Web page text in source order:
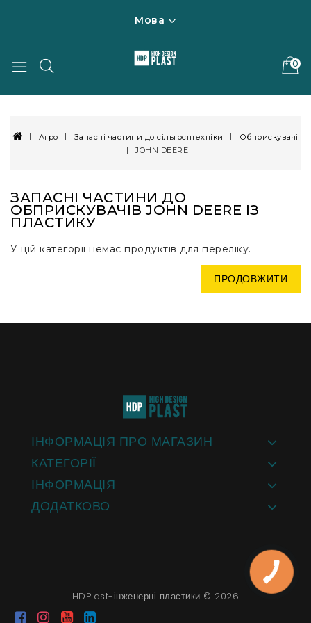
Мова
0
Агро Запасні частини до сільгосптехніки
Обприскувачі
JOHN DEERE
ЗАПАСНІ ЧАСТИНИ ДО
ОБПРИСКУВАЧІВ JOHN DEERE ІЗ
ПЛАСТИКУ
У цій категорії немає продуктів для переліку.
ПРОДОВЖИТИ
ІНФОРМАЦІЯ ПРО МАГАЗИН
КАТЕГОРІЇ
ІНФОРМАЦІЯ
ДОДАТКОВО
HDPlast-інженерні пластики © 2026